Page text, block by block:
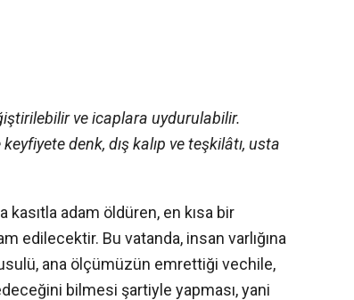
ve icaplara uydurulabilir.
denk, dış kalıp ve teşkilâtı, usta
kasıtla adam öldüren, en kısa bir
edilecektir. Bu vatanda, insan varlığına
ana ölçümüzün emrettiği vechile,
bilmesi şartiyle yapması, yani